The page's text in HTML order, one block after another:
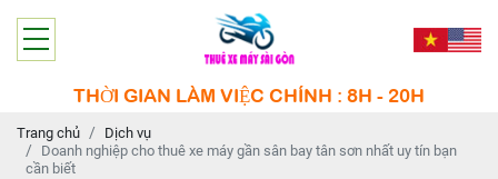
THỜI GIAN LÀM VIỆC CHÍNH : 8H - 20H
Trang chủ
Dịch vụ
Doanh nghiệp cho thuê xe máy gần sân bay tân sơn nhất uy tín bạn
cần biết